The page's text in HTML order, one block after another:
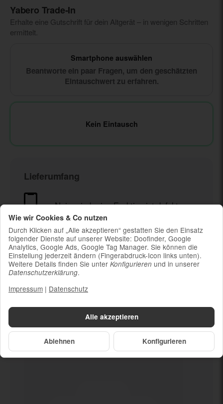
Yabero Trade‑In
Erhalte eine Gutschrift für dein Altgerät – in wenigen Schritten
ermittelt.
Smartphone auswählen
Beantworte ein paar Fragen, um den geschätzten
Eintauschwert zu erfahren.
Kein Eintausch
Lieferumfang
Nein mind. eine Funktion ist defekt
Ladekabel (ohne Ladestecker)
Um die Nachhaltigkeit zu unterstützen und
weil die meisten neueren Smartphones
kabelloses Laden ermöglichen, ist kein
Ladestecker im Lieferumfang enthalten
Dein neuesNein mind. eine
Funktion ist defekt
Alle akzeptieren
Ablehnen Konfigurieren
Wie wir Cookies & Co nutzen
Durch Klicken auf „Alle akzeptieren“ gestatten Sie den Einsatz
folgender Dienste auf unserer Website: Doofinder, Google
Analytics, Google Ads, Google Tag Manager. Sie können die
Einstellung jederzeit ändern (Fingerabdruck-Icon links unten).
Weitere Details finden Sie unter Konfigurieren und in unserer
Datenschutzerklärung.
Impressum | Datenschutz